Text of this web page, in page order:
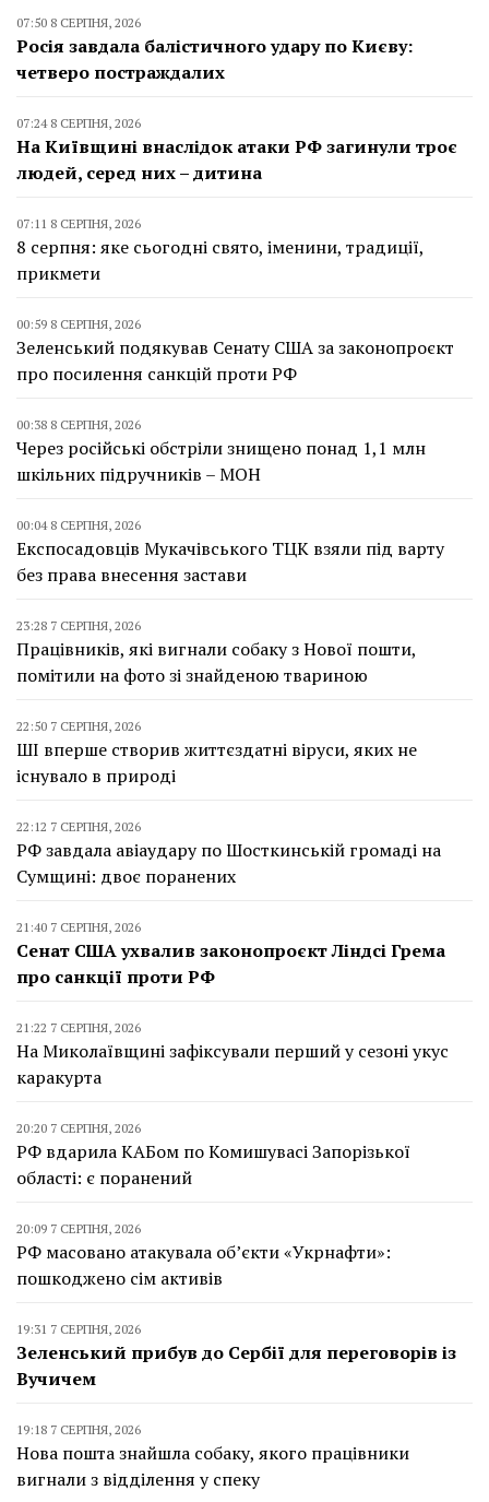
07:50 8 СЕРПНЯ, 2026
Росія завдала балістичного удару по Києву:
четверо постраждалих
07:24 8 СЕРПНЯ, 2026
На Київщині внаслідок атаки РФ загинули троє
людей, серед них – дитина
07:11 8 СЕРПНЯ, 2026
8 серпня: яке сьогодні свято, іменини, традиції,
прикмети
00:59 8 СЕРПНЯ, 2026
Зеленський подякував Сенату США за законопроєкт
про посилення санкцій проти РФ
00:38 8 СЕРПНЯ, 2026
Через російські обстріли знищено понад 1,1 млн
шкільних підручників – МОН
00:04 8 СЕРПНЯ, 2026
Експосадовців Мукачівського ТЦК взяли під варту
без права внесення застави
23:28 7 СЕРПНЯ, 2026
Працівників, які вигнали собаку з Нової пошти,
помітили на фото зі знайденою твариною
22:50 7 СЕРПНЯ, 2026
ШІ вперше створив життєздатні віруси, яких не
існувало в природі
22:12 7 СЕРПНЯ, 2026
РФ завдала авіаудару по Шосткинській громаді на
Сумщині: двоє поранених
21:40 7 СЕРПНЯ, 2026
Сенат США ухвалив законопроєкт Ліндсі Грема
про санкції проти РФ
21:22 7 СЕРПНЯ, 2026
На Миколаївщині зафіксували перший у сезоні укус
каракурта
20:20 7 СЕРПНЯ, 2026
РФ вдарила КАБом по Комишувасі Запорізької
області: є поранений
20:09 7 СЕРПНЯ, 2026
РФ масовано атакувала об’єкти «Укрнафти»:
пошкоджено сім активів
19:31 7 СЕРПНЯ, 2026
Зеленський прибув до Сербії для переговорів із
Вучичем
19:18 7 СЕРПНЯ, 2026
Нова пошта знайшла собаку, якого працівники
вигнали з відділення у спеку